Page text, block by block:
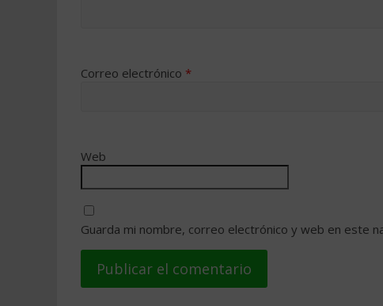
Correo electrónico *
Web
Guarda mi nombre, correo electrónico y web en este